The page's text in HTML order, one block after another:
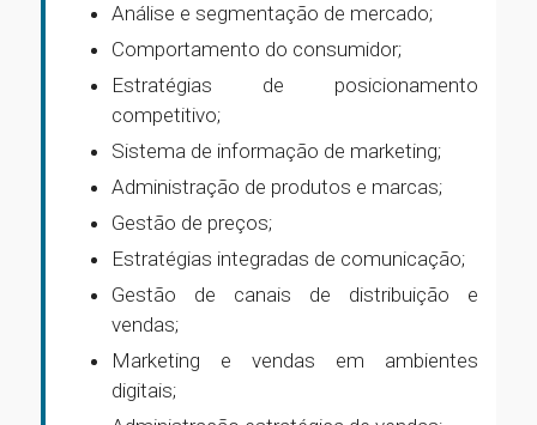
Análise e segmentação de mercado;
Comportamento do consumidor;
Estratégias de posicionamento
competitivo;
Sistema de informação de marketing;
Administração de produtos e marcas;
Gestão de preços;
Estratégias integradas de comunicação;
Gestão de canais de distribuição e
vendas;
Marketing e vendas em ambientes
digitais;